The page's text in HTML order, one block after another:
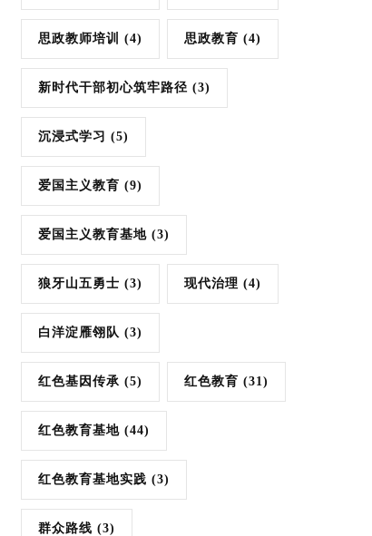
思政教师培训 (4) 思政教育 (4)
新时代干部初心筑牢路径 (3)
沉浸式学习 (5)
爱国主义教育 (9)
爱国主义教育基地 (3)
狼牙山五勇士 (3) 现代治理 (4)
白洋淀雁翎队 (3)
红色基因传承 (5) 红色教育 (31)
红色教育基地 (44)
红色教育基地实践 (3)
群众路线 (3)